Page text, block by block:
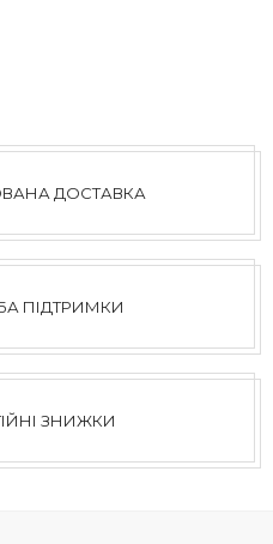
ДОСТАВКА
ПІДТРИМКИ
ЗНИЖКИ